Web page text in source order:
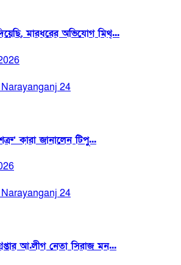
মারধরের অভিযোগ মিথ্...
24
কারা জানালেন টিপু...
24
আ.লীগ নেতা সিরাজ মন...